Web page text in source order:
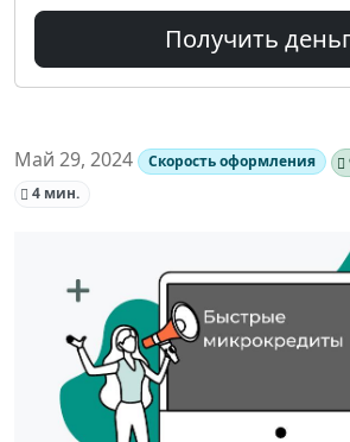
Получить
Май 29, 2024 Скорость оформления
4 мин.